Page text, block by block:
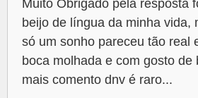
Muito Obrigado pela resposta
beijo de língua da minha vida,
só um sonho pareceu tão real
boca molhada e com gosto de
mais comento dnv é raro...